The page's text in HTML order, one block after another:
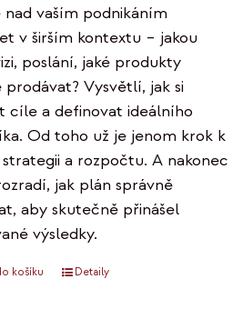
nad vaším podnikáním
v širším kontextu – jakou
poslání, jaké produkty
Vysvětlí, jak si
cíle a definovat ideálního
Od toho už je jenom krok k
a rozpočtu. A nakonec
jak plán správně
aby skutečně přinášel
výsledky.
košíku Detaily